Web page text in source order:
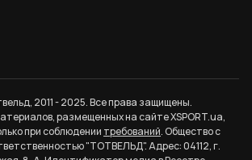
2011 - 2025. Все права защищены.
размещенных на сайте XSPORT.ua,
при соблюдении требований. Общество с
"ТОТВЕЛЬД". Адрес: 04112, г.